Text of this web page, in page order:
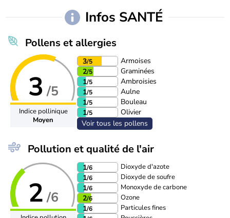
Infos SANTÉ
Pollens et allergies
3 /5
Indice pollinique
Moyen
3/5
Armoises
2/5
Graminées
1/5
Ambroisies
1/5
Aulne
1/5
Bouleau
1/5
Olivier
Voir tous les pollens
Pollution et qualité de l'air
2 /6
1/6 Dioxyde d'azote
1/6 Dioxyde de soufre
1/6 Monoxyde de carbone
2/6 Ozone
1/6 Particules fines